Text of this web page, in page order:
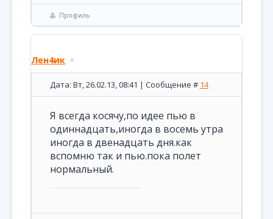
Профиль
Лен4ик
Дата: Вт, 26.02.13, 08:41 | Сообщение # 14
Я всегда косячу,по идее пью в
одиннадцать,иногда в восемь утра
иногда в двенадцать дня.как
вспомню так и пью.пока полет
нормальный.